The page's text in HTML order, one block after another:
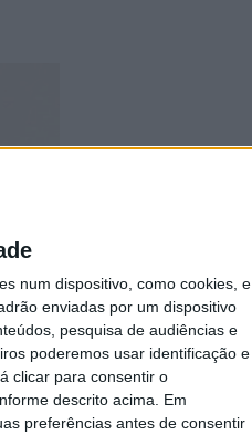
num dispositivo, como cookies, e
enviadas por um dispositivo
pesquisa de audiências e
poderemos usar identificação e
clicar para consentir o
descrito acima. Em
preferências antes de consentir